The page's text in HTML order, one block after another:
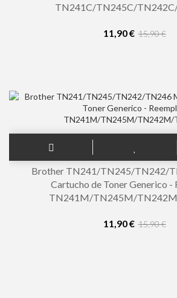
TN241C/TN245C/
11,90 € 15,90 €
Brother TN241/TN245/TN242/
Cartucho de Toner Generico -
TN241M/TN245M/
11,90 € 15,90 €